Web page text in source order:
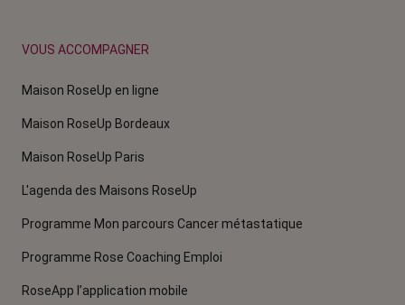
VOUS ACCOMPAGNER
Maison RoseUp en ligne
Maison RoseUp Bordeaux
Maison RoseUp Paris
L'agenda des Maisons RoseUp
Programme Mon parcours Cancer métastatique
Programme Rose Coaching Emploi
RoseApp l’application mobile